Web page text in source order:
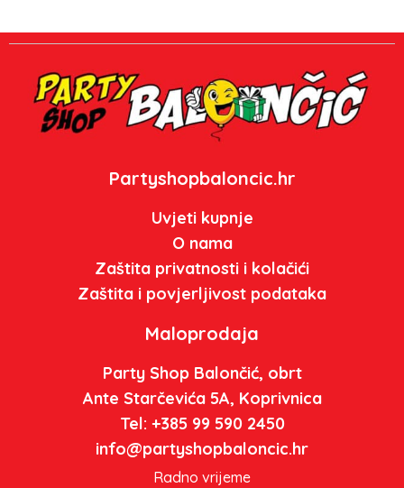
Partyshopbaloncic.hr
Uvjeti kupnje
O nama
Zaštita privatnosti i kolačići
Zaštita i povjerljivost podataka
Maloprodaja
Party Shop Balončić, obrt
Ante Starčevića 5A, Koprivnica
Tel: +385 99 590 2450
info@partyshopbaloncic.hr
Radno vrijeme